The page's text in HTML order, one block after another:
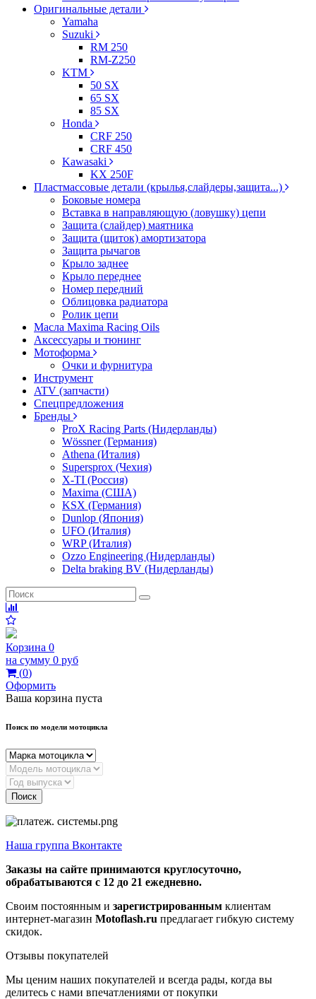
Оригинальные детали
Yamaha
Suzuki
RM 250
RM-Z250
KTM
50 SX
65 SX
85 SX
Honda
CRF 250
CRF 450
Kawasaki
KX 250F
Пластмассовые детали (крылья,слайдеры,защита...)
Боковые номера
Вставка в направляющую (ловушку) цепи
Защита (слайдер) маятника
Защита (щиток) амортизатора
Защита рычагов
Крыло заднее
Крыло переднее
Номер передний
Облицовка радиатора
Ролик цепи
Масла Maxima Racing Oils
Аксессуары и тюнинг
Мотоформа
Очки и фурнитура
Инструмент
ATV (запчасти)
Спецпредложения
Бренды
ProX Racing Parts (Нидерланды)
Wössner (Германия)
Athena (Италия)
Supersprox (Чехия)
X-TI (Россия)
Maxima (США)
KSX (Германия)
Dunlop (Япония)
UFO (Италия)
WRP (Италия)
Ozzo Engineering (Нидерланды)
Delta braking BV (Нидерланды)
Корзина 0
на сумму 0 руб
(0)
Оформить
Ваша корзина пуста
Поиск по модели мотоцикла
Поиск
Наша группа Вконтакте
Заказы на сайте принимаются круглосуточно,
обрабатываются с 12 до 21 ежедневно.
Своим постоянным и зарегистрированным клиентам
интернет-магазин Motoflash.ru предлагает гибкую систему
скидок.
Отзывы покупателей
Мы ценим наших покупателей и всегда рады, когда вы
делитесь с нами впечатлениями от покупки